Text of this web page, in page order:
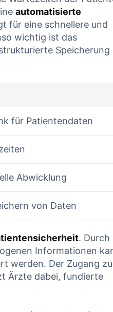
automatisierte​
für eine schnellere und
wichtig ​ist ‍das
​Speicherung
für Patientendaten
Abwicklung
von Daten
. Durch
​Informationen
werden. ‍Der Zugang zu
Ärzte ​dabei, fundierte